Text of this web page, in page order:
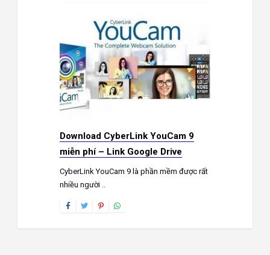
Download CyberLink YouCam 9
miễn phí – Link Google Drive
CyberLink YouCam 9 là phần mềm được rất
nhiều người ..